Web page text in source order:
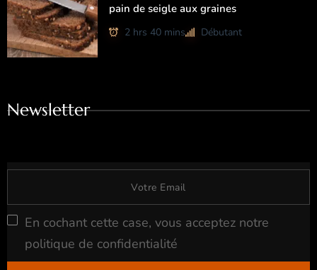
pain de seigle aux graines
2 hrs 40 mins Débutant
Newsletter
En cochant cette case, vous acceptez notre
politique de confidentialité